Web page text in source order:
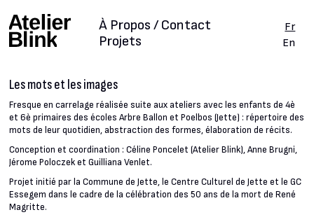
Projets
À Propos / Contact
Fr
En
Les mots et les images
Fresque en carrelage réalisée suite aux ateliers avec les enfants de 4è
et 6è primaires des écoles Arbre Ballon et Poelbos (Jette) : répertoire des
mots de leur quotidien, abstraction des formes, élaboration de récits.
Conception et coordination : Céline Poncelet (Atelier Blink), Anne Brugni,
Jérome Poloczek et Guilliana Venlet.
Projet initié par la Commune de Jette, le Centre Culturel de Jette et le GC
Essegem dans le cadre de la célébration des 50 ans de la mort de René
Magritte.